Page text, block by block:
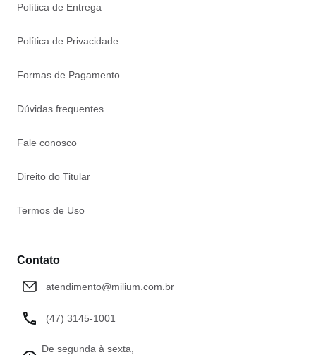
Política de Entrega
Política de Privacidade
Formas de Pagamento
Dúvidas frequentes
Fale conosco
Direito do Titular
Termos de Uso
Contato
atendimento@milium.com.br
(47) 3145-1001
De segunda à sexta,